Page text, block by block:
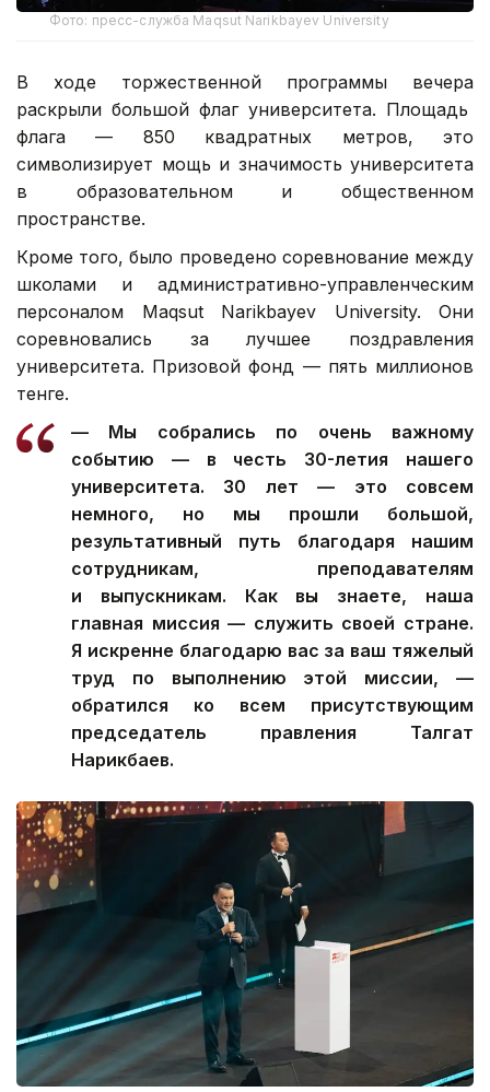
Фото: пресс-служба Maqsut Narikbayev University
В ходе торжественной программы вечера
раскрыли большой флаг университета. Площадь
флага — 850 квадратных метров, это
символизирует мощь и значимость университета
в образовательном и общественном
пространстве.
Кроме того, было проведено соревнование между
школами и административно-управленческим
персоналом Maqsut Narikbayev University. Они
соревновались за лучшее поздравления
университета. Призовой фонд — пять миллионов
тенге.
— Мы собрались по очень важному
событию — в честь 30-летия нашего
университета. 30 лет — это совсем
немного, но мы прошли большой,
результативный путь благодаря нашим
сотрудникам, преподавателям
и выпускникам. Как вы знаете, наша
главная миссия — служить своей стране.
Я искренне благодарю вас за ваш тяжелый
труд по выполнению этой миссии, —
обратился ко всем присутствующим
председатель правления Талгат
Нарикбаев.